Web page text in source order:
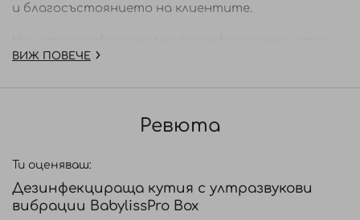
и благосъстоянието на клиентите.
Barbersonic е предназначена да поддържа вашите
минути, благодарение на комбинацията от
Професионална дезинфекционна кутия със
ултразвукови вибрации
ВИЖ ПОВЕЧЕ
Ревюта
Ти оценяваш:
Дезинфекцираща кутия с ултразвукови
вибрации BabylissPro Box